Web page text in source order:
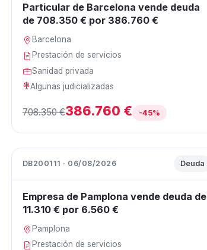
Particular de Barcelona vende deuda
de 708.350 € por 386.760 €
Barcelona
Prestación de servicios
Sanidad privada
Algunas judicializadas
708.350 €386.760 € -45%
DB200111 · 06/08/2026 Deuda
Empresa de Pamplona vende deuda de
11.310 € por 6.560 €
Pamplona
Prestación de servicios